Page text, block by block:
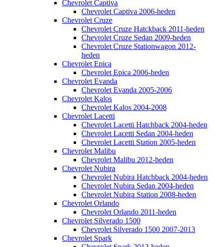
Chevrolet Captiva
Chevrolet Captiva 2006-heden
Chevrolet Cruze
Chevrolet Cruze Hatckback 2011-heden
Chevrolet Cruze Sedan 2009-heden
Chevrolet Cruze Stationwagon 2012-
heden
Chevrolet Epica
Chevrolet Epica 2006-heden
Chevrolet Evanda
Chevrolet Evanda 2005-2006
Chevrolet Kalos
Chevrolet Kalos 2004-2008
Chevrolet Lacetti
Chevrolet Lacetti Hatchback 2004-heden
Chevrolet Lacetti Sedan 2004-heden
Chevrolet Lacetti Station 2005-heden
Chevrolet Malibu
Chevrolet Malibu 2012-heden
Chevrolet Nubira
Chevrolet Nubira Hatchback 2004-heden
Chevrolet Nubira Sedan 2004-heden
Chevrolet Nubira Station 2008-heden
Chevrolet Orlando
Chevrolet Orlando 2011-heden
Chevrolet Silverado 1500
Chevrolet Silverado 1500 2007-2013
Chevrolet Spark